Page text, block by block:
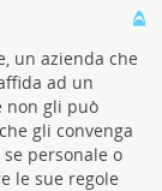
un azienda che
ad un
non gli può
gli convenga
personale o
le sue regole